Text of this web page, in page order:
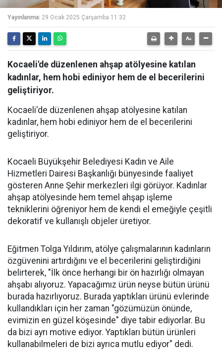
Yayınlanma: 29 Ocak 2025 Çarşamba 11:32
Kocaeli'de düzenlenen ahşap atölyesine katılan
kadınlar, hem hobi ediniyor hem de el becerilerini
geliştiriyor.
Kocaeli'de düzenlenen ahşap atölyesine katılan
kadınlar, hem hobi ediniyor hem de el becerilerini
geliştiriyor.
Kocaeli Büyükşehir Belediyesi Kadın ve Aile
Hizmetleri Dairesi Başkanlığı bünyesinde faaliyet
gösteren Anne Şehir merkezleri ilgi görüyor. Kadınlar
ahşap atölyesinde hem temel ahşap işleme
tekniklerini öğreniyor hem de kendi el emeğiyle çeşitli
dekoratif ve kullanışlı objeler üretiyor.
Eğitmen Tolga Yıldırım, atölye çalışmalarının kadınların
özgüvenini artırdığını ve el becerilerini geliştirdiğini
belirterek, "İlk önce herhangi bir ön hazırlığı olmayan
ahşabı alıyoruz. Yapacağımız ürün neyse bütün ürünü
burada hazırlıyoruz. Burada yaptıkları ürünü evlerinde
kullandıkları için her zaman "gözümüzün önünde,
evimizin en güzel köşesinde" diye tabir ediyorlar. Bu
da bizi ayrı motive ediyor. Yaptıkları bütün ürünleri
kullanabilmeleri de bizi ayrıca mutlu ediyor" dedi.